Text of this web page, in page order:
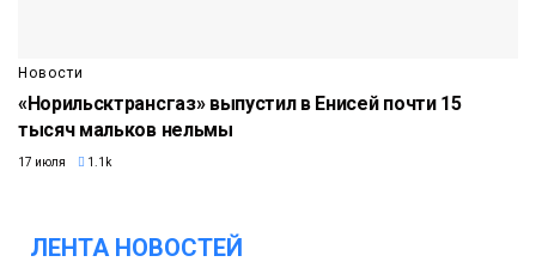
Новости
«Норильсктрансгаз» выпустил в Енисей почти 15
тысяч мальков нельмы
17 июля 1.1k
ЛЕНТА НОВОСТЕЙ